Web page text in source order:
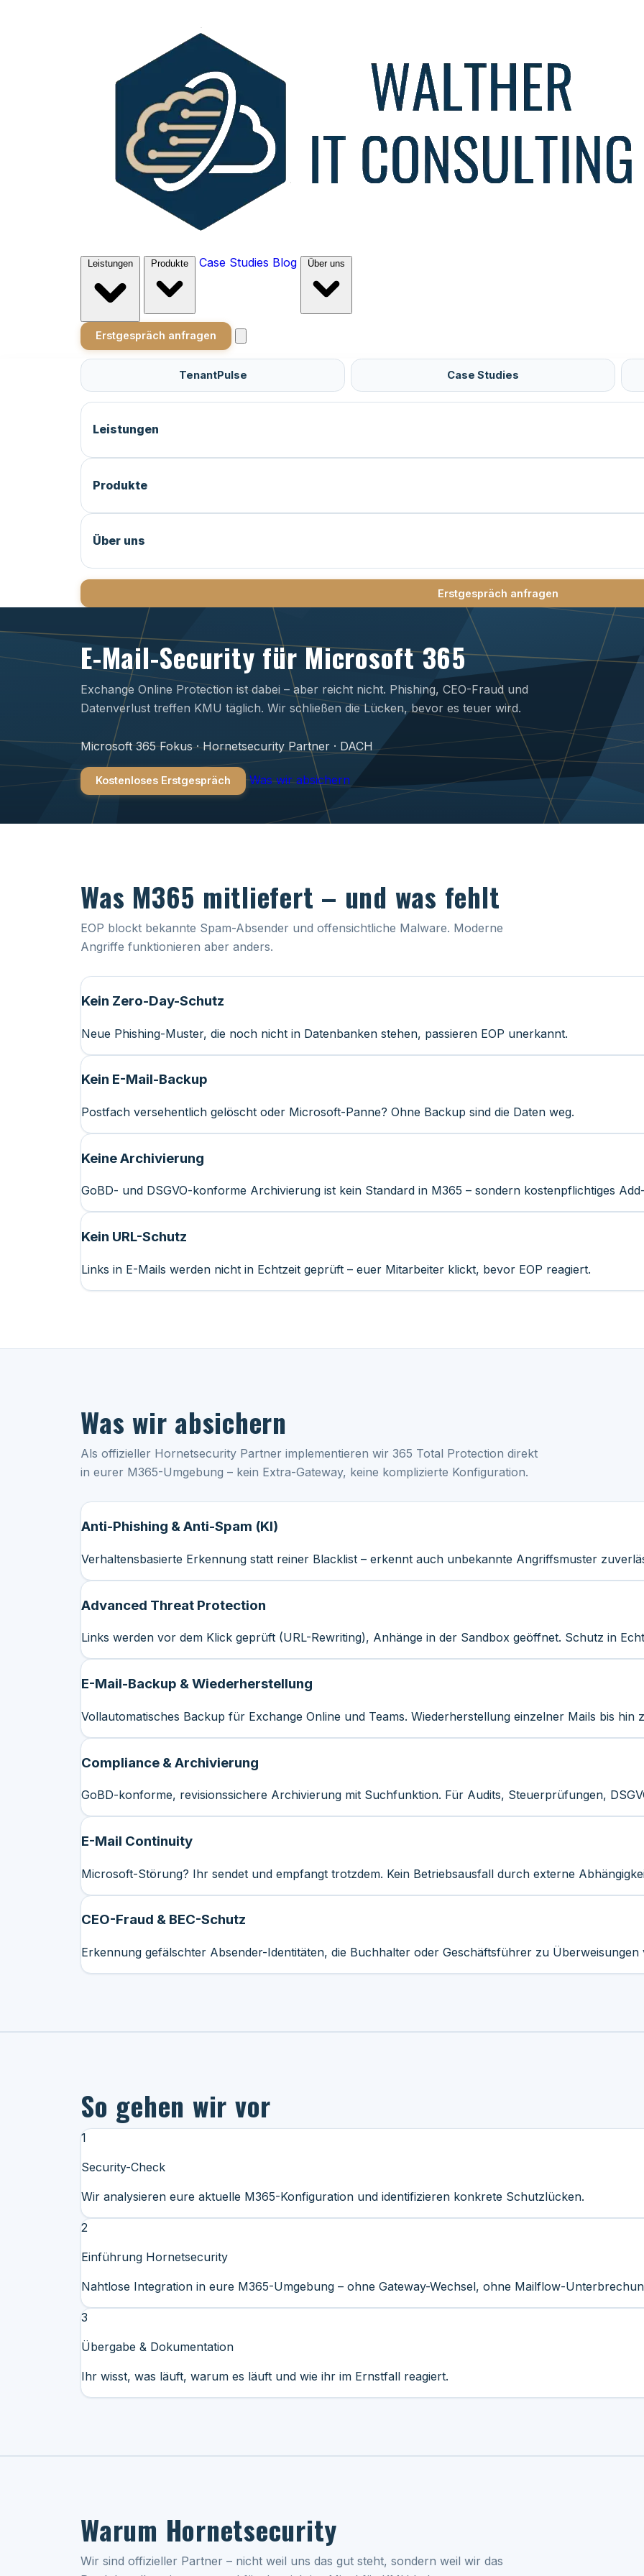
Case Studies Blog
Erstgespräch anfragen
TenantPulse Case Studies
Leistungen
Produkte
Über uns
Erstgespräch anfragen
E-Mail-Security für Microsoft 365
Exchange Online Protection ist dabei – aber reicht nicht. Phishing, CEO-Fraud und
Datenverlust treffen KMU täglich. Wir schließen die Lücken, bevor es teuer wird.
Microsoft 365 Fokus · Hornetsecurity Partner · DACH
Kostenloses Erstgespräch Was wir absichern
Was M365 mitliefert – und was fehlt
EOP blockt bekannte Spam-Absender und offensichtliche Malware. Moderne
Angriffe funktionieren aber anders.
Kein Zero-Day-Schutz
Neue Phishing-Muster, die noch nicht in Datenbanken stehen, passieren EOP unerkannt.
Kein E-Mail-Backup
Postfach versehentlich gelöscht oder Microsoft-Panne? Ohne Backup sind die Daten weg.
Keine Archivierung
GoBD- und DSGVO-konforme Archivierung ist kein Standard in M365 – sondern kostenpflichtiges
Kein URL-Schutz
Links in E-Mails werden nicht in Echtzeit geprüft – euer Mitarbeiter klickt, bevor EOP reagiert.
Was wir absichern
Als offizieller Hornetsecurity Partner implementieren wir 365 Total Protection direkt
in eurer M365-Umgebung – kein Extra-Gateway, keine komplizierte Konfiguration.
Anti-Phishing & Anti-Spam (KI)
Verhaltensbasierte Erkennung statt reiner Blacklist – erkennt auch unbekannte Angriffsmuster
Advanced Threat Protection
Links werden vor dem Klick geprüft (URL-Rewriting), Anhänge in der Sandbox geöffnet. Schutz in
E-Mail-Backup & Wiederherstellung
Vollautomatisches Backup für Exchange Online und Teams. Wiederherstellung einzelner Mails bis hin
Compliance & Archivierung
GoBD-konforme, revisionssichere Archivierung mit Suchfunktion. Für Audits, Steuerprüfungen,
E-Mail Continuity
Microsoft-Störung? Ihr sendet und empfangt trotzdem. Kein Betriebsausfall durch externe
CEO-Fraud & BEC-Schutz
Erkennung gefälschter Absender-Identitäten, die Buchhalter oder Geschäftsführer zu Überweisungen
So gehen wir vor
1
Security-Check
Wir analysieren eure aktuelle M365-Konfiguration und identifizieren konkrete Schutzlücken.
2
Einführung Hornetsecurity
Nahtlose Integration in eure M365-Umgebung – ohne Gateway-Wechsel, ohne Mailflow-
3
Übergabe & Dokumentation
Ihr wisst, was läuft, warum es läuft und wie ihr im Ernstfall reagiert.
Warum Hornetsecurity
Wir sind offizieller Partner – nicht weil uns das gut steht, sondern weil wir das